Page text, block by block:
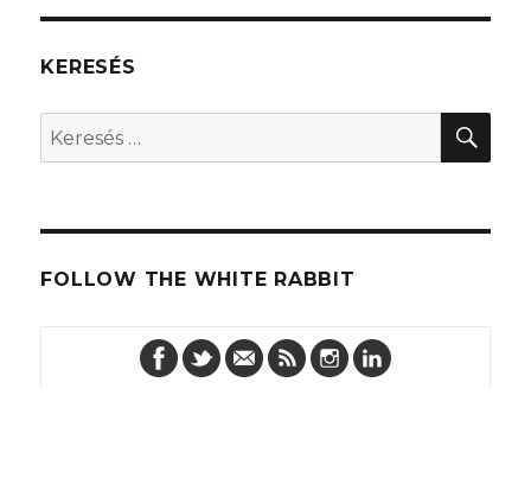
KERESÉS
Keresés
a
kifejezésre:
FOLLOW THE WHITE RABBIT